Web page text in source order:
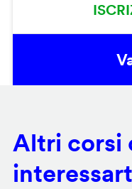
Altri corsi